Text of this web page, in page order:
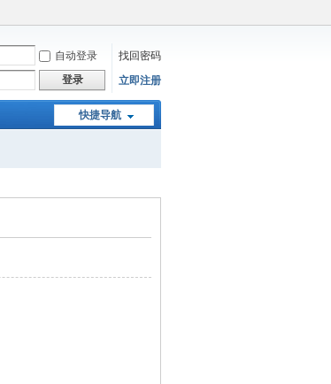
自动登录
找回密码
登录 立即注册
快捷导航